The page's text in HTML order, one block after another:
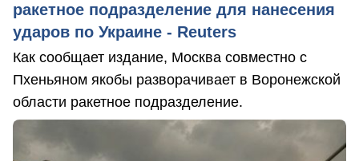
ракетное подразделение для нанесения
ударов по Украине - Reuters
Как сообщает издание, Москва совместно с
Пхеньяном якобы разворачивает в Воронежской
области ракетное подразделение.